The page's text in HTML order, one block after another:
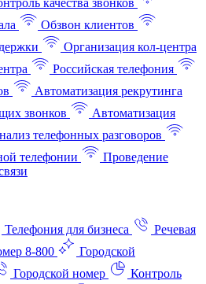
качества звонков
Обзвон клиентов
Организация кол-центра
Российская телефония
Автоматизация рекрутинга
звонков
Автоматизация
телефонных разговоров
телефонии
Проведение
Телефония для бизнеса
Речевая
8-800
Городской
Городской номер
Контроль